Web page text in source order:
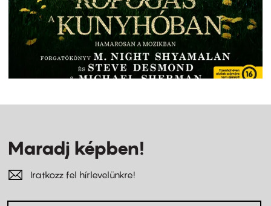
Maradj képben!
Iratkozz fel hírlevelünkre!